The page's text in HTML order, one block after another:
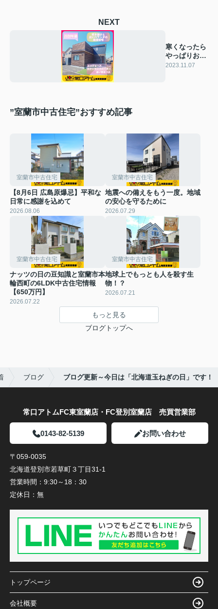
NEXT
寒くなったら
やっぱりお鍋
♡
2023.11.07
”室蘭市中古住宅”おすすめ記事
室蘭市中古住宅
【8月6日 広島原爆忌】平和な
日常に感謝を込めて
2026.08.06
室蘭市中古住宅
地震への備えをもう一度。地域
の安心を守るために
2026.07.29
室蘭市中古住宅
ナッツの日の豆知識と室蘭市本
輪西町の6LDK中古住宅情報
【650万円】
2026.07.22
室蘭市中古住宅
地球上でもっとも人を殺す生
物！？
2026.07.21
もっと見る
ブログトップへ
ブログ ブログ更新～今日は「北海道玉ねぎの日」です！
常口アトムFC東室蘭店・FC登別室蘭店 売買営業部
0143-82-5139 お問い合わせ
〒059-0035
北海道登別市若草町３丁目31-1
営業時間： 9:30～18：30
定休日： 無
トップページ
会社概要